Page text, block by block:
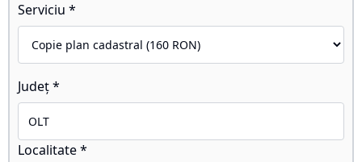
Serviciu *
Județ *
Localitate *